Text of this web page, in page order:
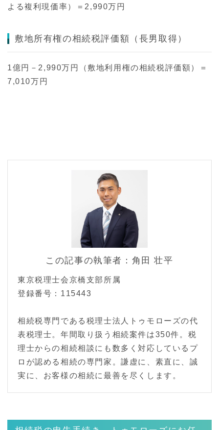
よる複利現価率）＝2,990万円
敷地所有権の相続税評価額（長男取得）
1億円－2,990万円（敷地利用権の相続税評価額）＝
7,010万円
この記事の執筆者：角田 壮平
東京税理士会京橋支部所属
登録番号：115443
相続税専門である税理士法人トゥモローズの代
表税理士。年間取り扱う相続案件は350件。税
理士からの相続相談にも数多く対応しているプ
ロが認める相続の専門家。謙虚に、素直に、誠
実に、お客様の相続に最善を尽くします。